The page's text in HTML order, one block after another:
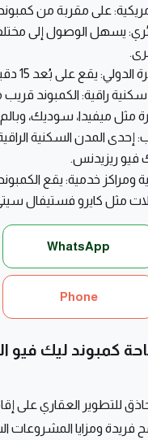
على مقربة من
يسهل الوصول إلى
يقع على بُعد 15 دقيقة فقط.
راقية: الكمبوند
مثل ميفيدا، سوديك، وبالم
إحدى المدن السكنية
فيو ريزيدنس.
ومراكز خدمية: يقع
مثل كايرو فستيفال
WhatsApp
Phone
كمبوند ليك فيو
للتطوير العقاري على
فريدة ومزايا المشروعات